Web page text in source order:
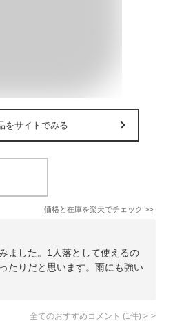
をサイトでみる
価格と在庫を楽天でチェック >>
ました。1人落として使えるの
たりだと思います。雨にも強い
全てのおすすめコメント (1 件) >